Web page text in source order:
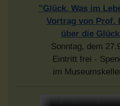
"Glück. Was im
Vortrag von Prof.
über die
Sonntag, dem
Eintritt frei -
im